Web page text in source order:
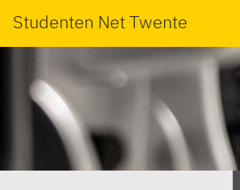
Studenten Net Twente